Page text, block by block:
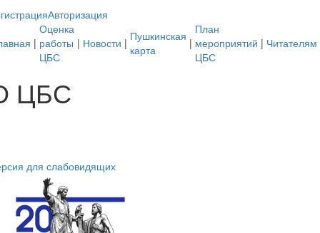
Авторизация
|
Оценка
работы
ЦБС
| Новости | Пушкинская
карта
|
План
мероприятий
ЦБС
| Читателям
ЦБС
для слабовидящих